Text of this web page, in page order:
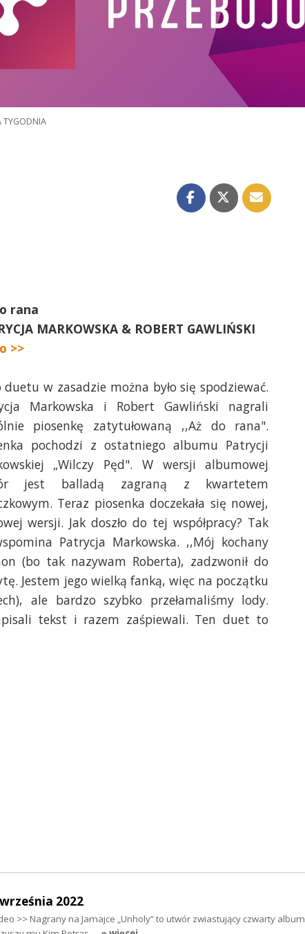
TYGODNIA
rana
MARKOWSKA & ROBERT GAWLIŃSKI
>>
duetu w zasadzie można było się spodziewać.
Markowska i Robert Gawliński nagrali
piosenkę zatytułowaną ,,Aż do rana".
pochodzi z ostatniego albumu Patrycji
„Wilczy Pęd". W wersji albumowej
jest balladą zagraną z kwartetem
Teraz piosenka doczekała się nowej,
wersji. Jak doszło do tej współpracy? Tak
Patrycja Markowska. ,,Mój kochany
(bo tak nazywam Roberta), zadzwonił do
Jestem jego wielką fanką, więc na początku
ale bardzo szybko przełamaliśmy lody.
tekst i razem zaśpiewali. Ten duet to
2022
>> Nagrany na Jamajce „Unholy” to utwór zwiastujący czwarty album